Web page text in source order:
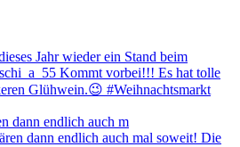
dann endlich auch m